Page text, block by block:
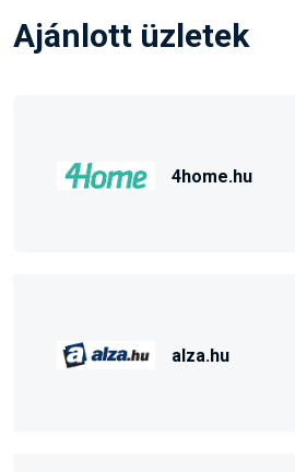
Ajánlott üzletek
4home.hu
alza.hu